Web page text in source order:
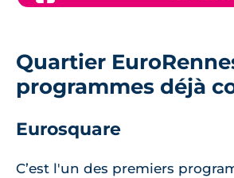
Quartier
programmes déjà
Eurosquare
C’est l'un des premiers